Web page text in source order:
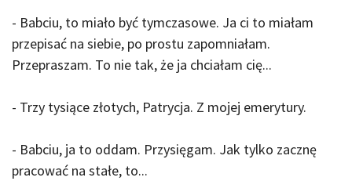
- Babciu, to miało być tymczasowe. Ja ci to miałam
przepisać na siebie, po prostu zapomniałam.
Przepraszam. To nie tak, że ja chciałam cię...
- Trzy tysiące złotych, Patrycja. Z mojej emerytury.
- Babciu, ja to oddam. Przysięgam. Jak tylko zacznę
pracować na stałe, to...